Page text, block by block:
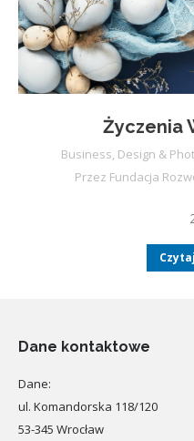
Życzenia
Business, Design &
Przez Fundacja
Dane kontaktowe
Dane:
ul. Komandorska 118/120
53-345 Wrocław